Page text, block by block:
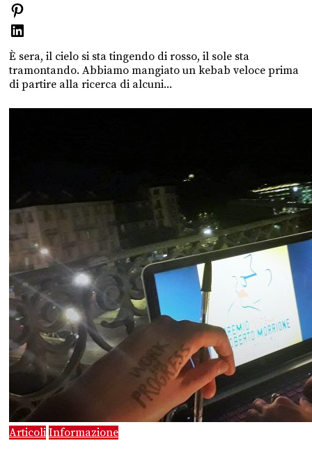
È sera, il cielo si sta tingendo di rosso, il sole sta
tramontando. Abbiamo mangiato un kebab veloce prima
di partire alla ricerca di alcuni...
Articoli Informazione